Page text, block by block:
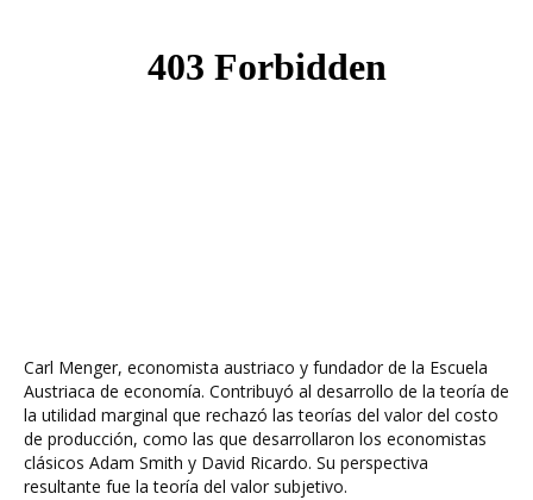
Carl Menger, economista austriaco y fundador de la Escuela
Austriaca de economía. Contribuyó al desarrollo de la teoría de
la utilidad marginal que rechazó las teorías del valor del costo
de producción, como las que desarrollaron los economistas
clásicos Adam Smith y David Ricardo. Su perspectiva
resultante fue la teoría del valor subjetivo.